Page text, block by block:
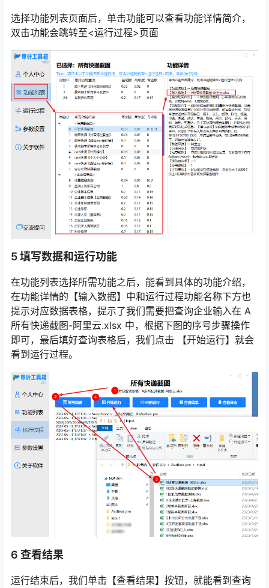
选择功能列表页面后，单击功能可以查看功能详情简介，
双击功能会跳转至<运行过程>页面
5 填写数据和运行功能
在功能列表选择所需功能之后，能看到具体的功能介绍，
在功能详情的【输入数据】中和运行过程功能名称下方也
提示对应数据表格，提示了我们需要把查询企业输入在 A
所有快递截图-阿里云.xlsx 中，根据下图的序号步骤操作
即可，最后填好查询表格后，我们点击 【开始运行】就会
看到运行过程。
6 查看结果
运行结束后，我们单击【查看结果】按钮，就能看到查询